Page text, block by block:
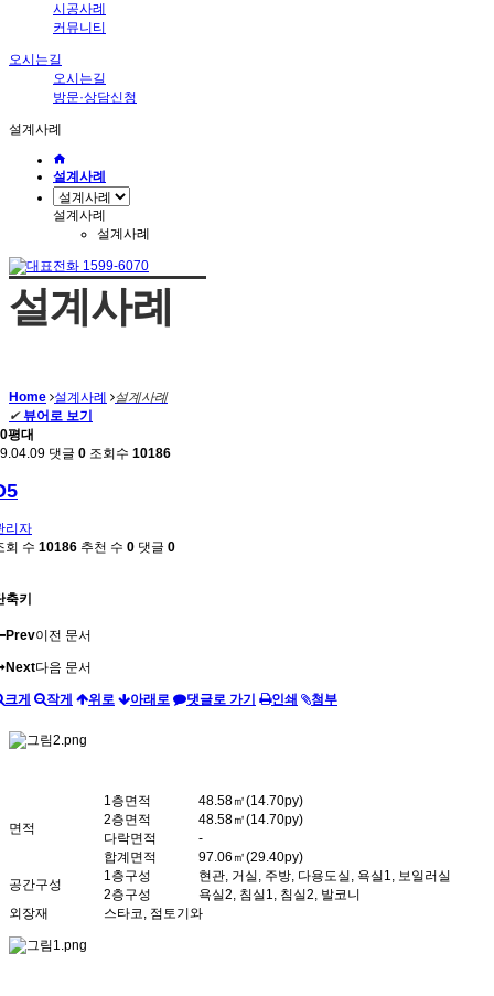
시공사례
커뮤니티
오시는길
오시는길
방문·상담신청
설계사례
설계사례
설계사례
설계사례
설계사례
Home 설계사례
설계사례
✔ 뷰어로 보기
평대
댓글 0 조회수 10186
리자
회 수 10186 추천 수 0 댓글 0
축키
Prev이전 문서
Next다음 문서
크게 작게 위로 아래로 댓글로 가기 인쇄 첨부
면적
1층면적
48.58㎡(14.70py)
2층면적
48.58㎡(14.70py)
다락면적
-
합계면적
97.06㎡(29.40py)
공간구성
1층구성
현관, 거실, 주방, 다용도실, 욕실1, 보일러실
2층구성
욕실2, 침실1, 침실2, 발코니
외장재
스타코, 점토기와